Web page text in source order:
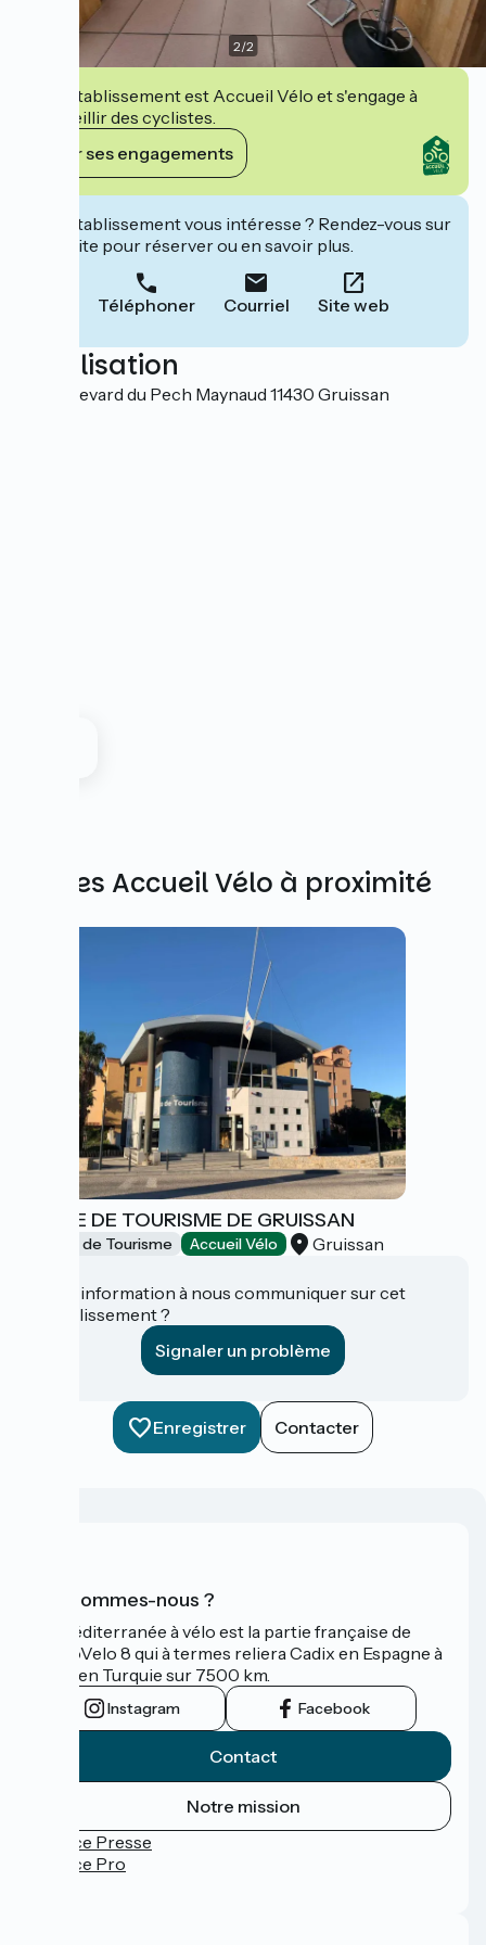
2/2
Cet établissement est Accueil Vélo et s'engage à
accueillir des cyclistes.
Voir ses engagements
Cet établissement vous intéresse ? Rendez-vous sur
leur site pour réserver ou en savoir plus.
Téléphoner Courriel Site web
Localisation
80 boulevard du Pech Maynaud 11430 Gruissan
Autres Accueil Vélo à proximité
OFFICE DE TOURISME DE GRUISSAN
Offices de Tourisme Accueil Vélo Gruissan
Une information à nous communiquer sur cet
établissement ?
Signaler un problème
Enregistrer Contacter
Qui sommes-nous ?
La Méditerranée à vélo est la partie française de
l'EuroVelo 8 qui à termes reliera Cadix en Espagne à
Izmir en Turquie sur 7500 km.
Instagram Facebook
Contact
Notre mission
Espace Presse
Espace Pro